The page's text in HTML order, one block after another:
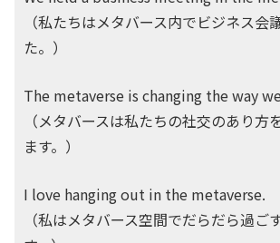
（私たちはメタバース内でビジネス会
た。）
The metaverse is changing the way
（メタバースは私たちの社交のあり方
ます。）
I love hanging out in the metaverse.
（私はメタバース空間でだらだら過ご